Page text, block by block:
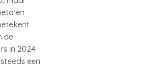
de
in 2024
een